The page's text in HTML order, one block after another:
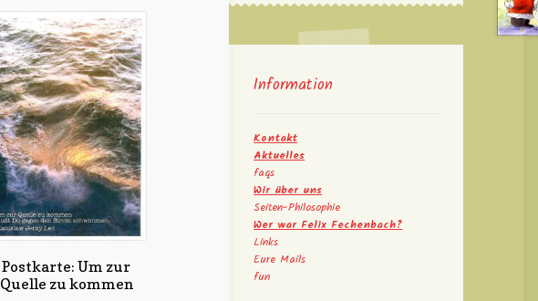
Postkarte: Um zur
Quelle zu kommen
Information
Kontakt
Aktuelles
faqs
Wir über uns
Seiten-Philosophie
Wer war Felix Fechenbach?
Links
Eure Mails
fun